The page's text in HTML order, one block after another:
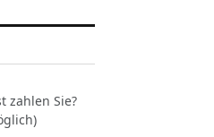
zahlen Sie?